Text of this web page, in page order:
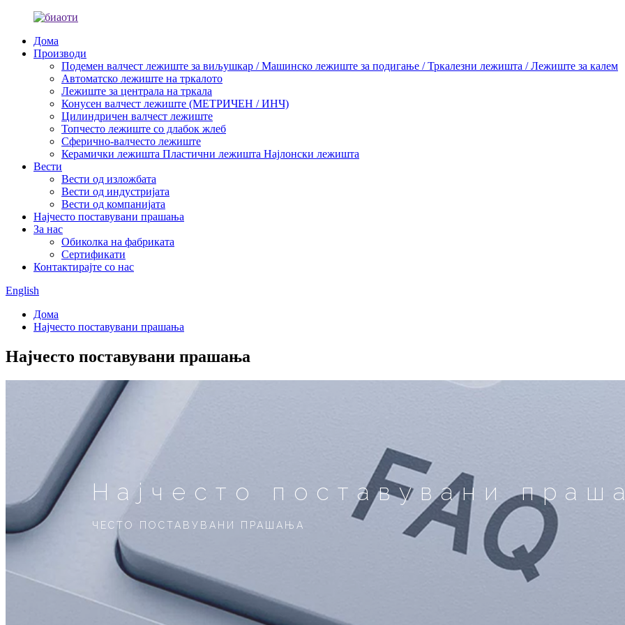
Дома
Производи
Подемен валчест лежиште за виљушкар / Машинско лежиште за подигање / Тркалезни лежишта / Лежиште за калем
Автоматско лежиште на тркалото
Лежиште за централа на тркала
Конусен валчест лежиште (МЕТРИЧЕН / ИНЧ)
Цилиндричен валчест лежиште
Топчесто лежиште со длабок жлеб
Сферично-валчесто лежиште
Керамички лежишта Пластични лежишта Најлонски лежишта
Вести
Вести од изложбата
Вести од индустријата
Вести од компанијата
Најчесто поставувани прашања
За нас
Обиколка на фабриката
Сертификати
Контактирајте со нас
English
Дома
Најчесто поставувани прашања
Најчесто поставувани прашања
Најчесто поставувани
ЧЕСТО ПОСТАВУВАНИ ПРАШАЊА